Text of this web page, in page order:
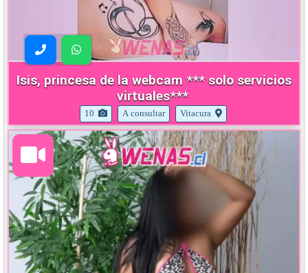
Isis, princesa de la webcam *** solo servicios
virtuales***
10 A consultar Vitacura